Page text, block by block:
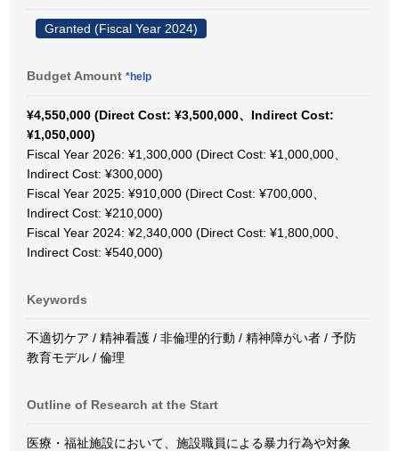
Granted (Fiscal Year 2024)
Budget Amount *help
¥4,550,000 (Direct Cost: ¥3,500,000、Indirect Cost:
¥1,050,000)
Fiscal Year 2026: ¥1,300,000 (Direct Cost: ¥1,000,000、
Indirect Cost: ¥300,000)
Fiscal Year 2025: ¥910,000 (Direct Cost: ¥700,000、
Indirect Cost: ¥210,000)
Fiscal Year 2024: ¥2,340,000 (Direct Cost: ¥1,800,000、
Indirect Cost: ¥540,000)
Keywords
不適切ケア / 精神看護 / 非倫理的行動 / 精神障がい者 / 予防
教育モデル / 倫理
Outline of Research at the Start
医療・福祉施設において、施設職員による暴力行為や対象